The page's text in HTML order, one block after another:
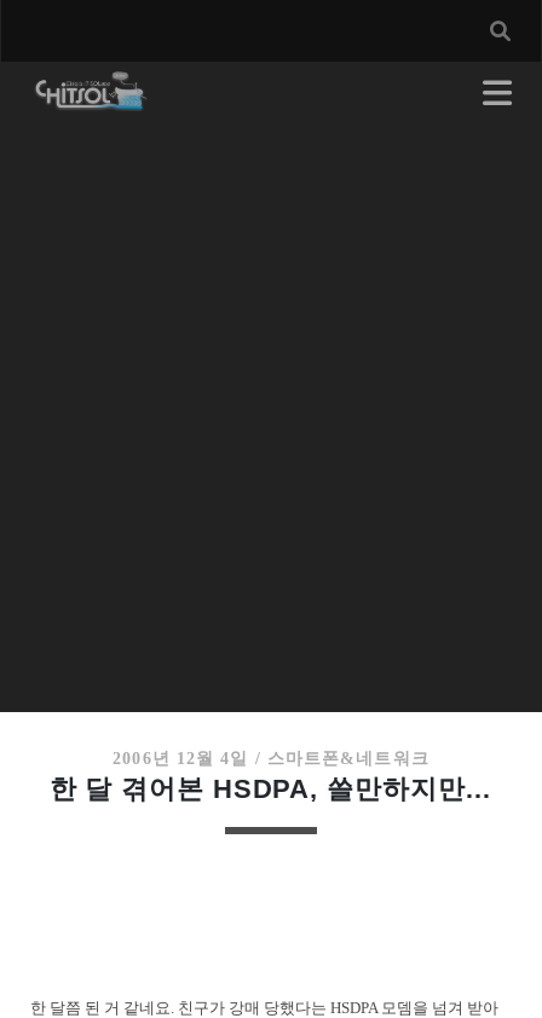
2006년 12월 4일 / 스마트폰&네트워크
한 달 겪어본 HSDPA, 쓸만하지만…
한 달쯤 된 거 같네요. 친구가 강매 당했다는 HSDPA 모뎀을 넘겨 받아